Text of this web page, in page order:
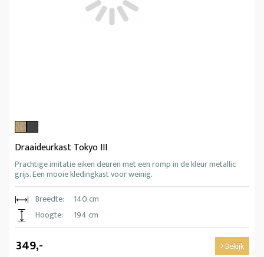
Draaideurkast Tokyo III
Prachtige imitatie eiken deuren met een romp in de kleur metallic
grijs. Een mooie kledingkast voor weinig.
Breedte:
140 cm
Hoogte:
194 cm
349,- Bekijk